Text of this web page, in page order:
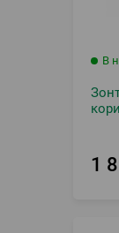
В
1